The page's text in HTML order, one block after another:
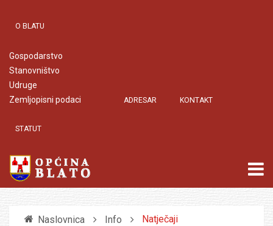
O BLATU
Gospodarstvo
Stanovništvo
Udruge
Zemljopisni podaci
ADRESAR KONTAKT
STATUT
Naslovnica Info Natječaji